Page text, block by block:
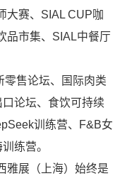
大赛、SIAL CUP咖
品市集、SIAL中餐厅
零售论坛、国际肉类
论坛、食饮可持续
训练营、F&B女
练营。
雅展（上海）始终是